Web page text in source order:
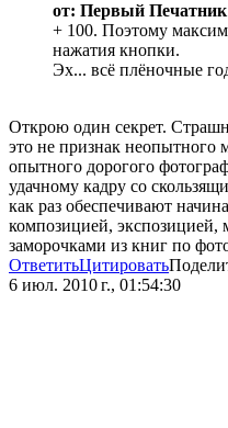
от: Первый Печатник
+ 100. Поэтому
нажатия кнопки.
Эх... всё плёночные
Открою один секрет.
это не признак неопытного
опытного дорогого
удачному кадру со
как раз обеспечивают
композицией, экспозицией,
заморочками из книг по
ОтветитьЦитировать
6 июл. 2010 г., 01:54:30